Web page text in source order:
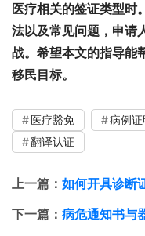
医疗相关的签证类型时
法以及常见问题，申请
战。希望本文的指导能
移民目标。
医疗豁免 病例证
翻译认证
上一篇： 如何开具诊断
下一篇： 病危通知书与器